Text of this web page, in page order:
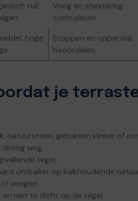
vuil,
Voeg en afwatering
controleren
hoge
Stoppen en oppervlak
beoordelen
je
natuursteen, gebakken klinker of
droog weg.
tegel.
ontkalker op kalkhoudende
voegen.
en niet te dicht op de tegel.